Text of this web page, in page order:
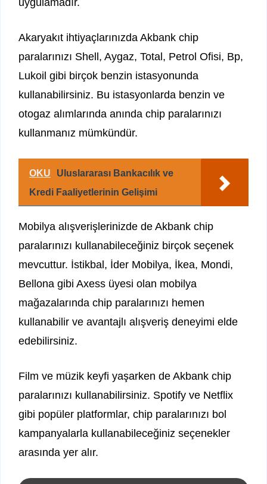
uygulamadır.
Akaryakıt ihtiyaçlarınızda Akbank chip
paralarınızı Shell, Aygaz, Total, Petrol Ofisi, Bp,
Lukoil gibi birçok benzin istasyonunda
kullanabilirsiniz. Bu istasyonlarda benzin ve
otogaz alımlarında anında chip paralarınızı
kullanmanız mümkündür.
OKU
Uluslararası Bankacılık ve
Kredi Faaliyetlerinin Gelişimi
Mobilya alışverişlerinizde de Akbank chip
paralarınızı kullanabileceğiniz birçok seçenek
mevcuttur. İstikbal, İder Mobilya, İkea, Mondi,
Bellona gibi Axess üyesi olan mobilya
mağazalarında chip paralarınızı hemen
kullanabilir ve avantajlı alışveriş deneyimi elde
edebilirsiniz.
Film ve müzik keyfi yaşarken de Akbank chip
paralarınızı kullanabilirsiniz. Spotify ve Netflix
gibi popüler platformlar, chip paralarınızı bol
kampanyalarla kullanabileceğiniz seçenekler
arasında yer alır.